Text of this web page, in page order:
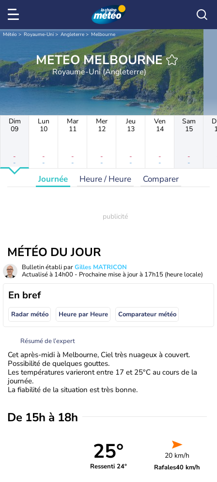
Météo Royaume-Uni Angleterre Melbourne
METEO MELBOURNE
Royaume-Uni (Angleterre)
Dim
09
-
-
Lun
10
-
-
Mar
11
-
-
Mer
12
-
-
Jeu
13
-
-
Ven
14
-
-
Sam
15
-
-
Journée Heure / Heure Comparer
MÉTÉO DU JOUR
Bulletin établi parGilles MATRICON
Actualisé à 14h00 - Prochaine mise à jour à 17h15 (heure locale)
En bref
Radar météo Heure par Heure Comparateur météo
Résumé de l’expert
Cet après-midi à Melbourne, Ciel très nuageux à couvert.
Possibilité de quelques gouttes.
Les températures varieront entre 17 et 25°C au cours de la
journée.
La fiabilité de la situation est très bonne.
De 15h à 18h
25°
Ressenti 24°
20 km/h
Rafales40 km/h